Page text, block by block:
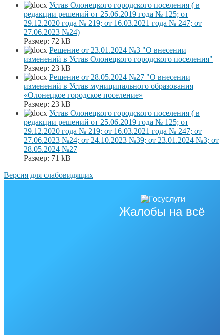
Устав Олонецкого городского поселения ( в
редакции решений от 25.06.2019 года № 125; от
29.12.2020 года № 219; от 16.03.2021 года № 247; от
27.06.2023 №24)
Размер: 72 kB
Решение от 23.01.2024 №3 "О внесении
изменений в Устав Олонецкого городского поселения"
Размер: 23 kB
Решение от 28.05.2024 №27 "О внесении
изменений в Устав муниципального образования
«Олонецкое городское поселение»
Размер: 23 kB
Устав Олонецкого городского поселения ( в
редакции решений от 25.06.2019 года № 125; от
29.12.2020 года № 219; от 16.03.2021 года № 247; от
27.06.2023 №24; от 24.10.2023 №39; от 23.01.2024 №3; от
28.05.2024 №27
Размер: 71 kB
Версия для слабовидящих
Жалобы на всё